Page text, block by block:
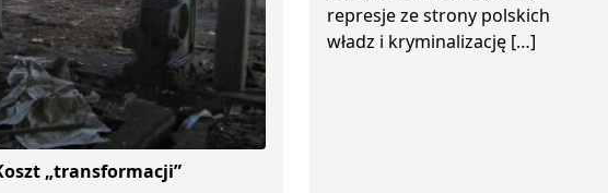
„transformacji”
represje ze strony polskich
władz i kryminalizację […]